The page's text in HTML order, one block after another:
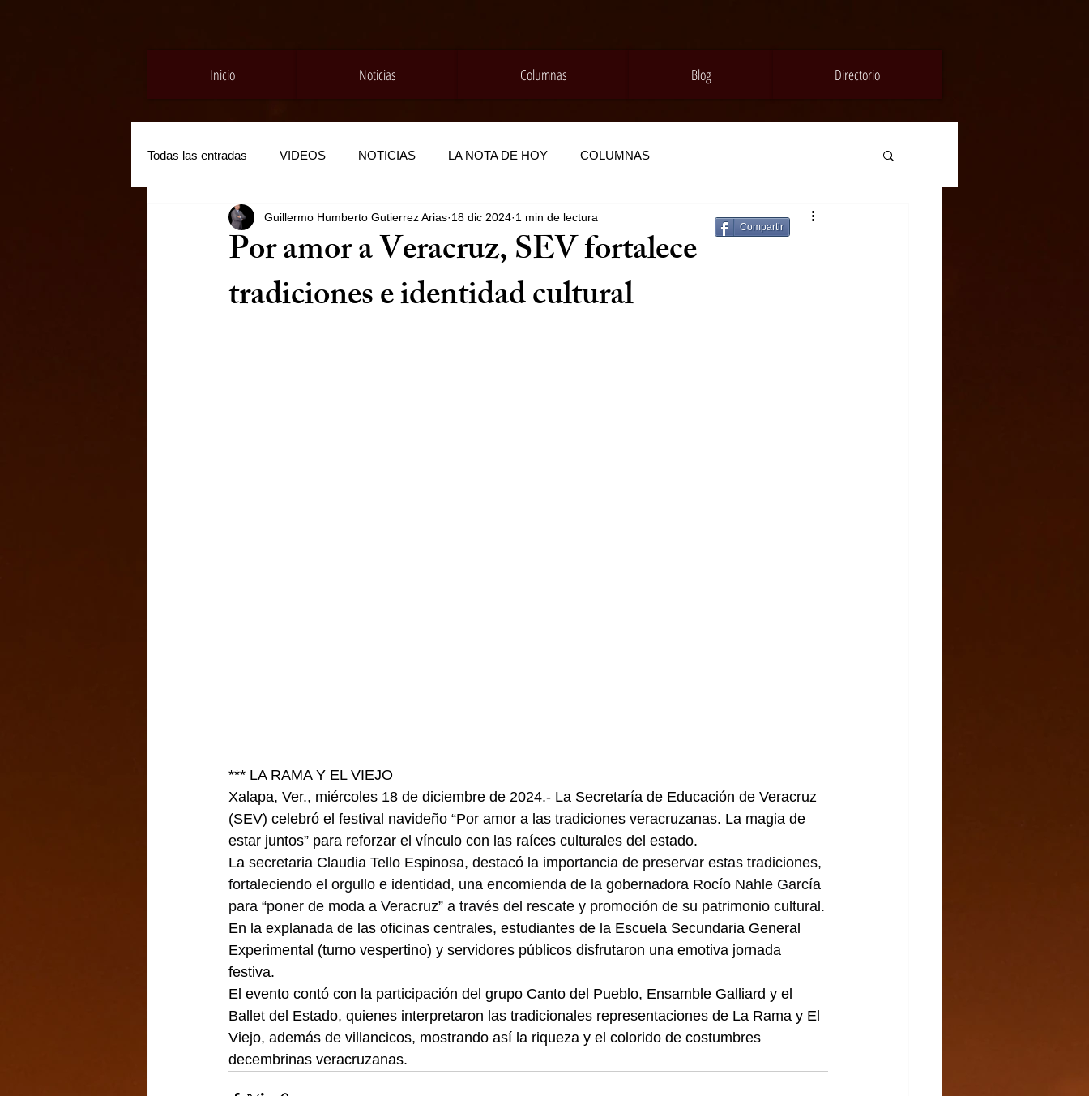
Inicio Noticias Columnas Blog Directorio
Todas las entradas VIDEOS NOTICIAS LA NOTA DE HOY COLUMNAS
Por amor a Veracruz, SEV fortalece
tradiciones e identidad cultural
Guillermo Humberto Gutierrez Arias 18 dic 2024 1 min de lectura
*** LA RAMA Y EL VIEJO
Xalapa, Ver., miércoles 18 de diciembre de 2024.- La Secretaría de Educación de Veracruz
(SEV) celebró el festival navideño “Por amor a las tradiciones veracruzanas. La magia de
estar juntos” para reforzar el vínculo con las raíces culturales del estado.
La secretaria Claudia Tello Espinosa, destacó la importancia de preservar estas tradiciones,
fortaleciendo el orgullo e identidad, una encomienda de la gobernadora Rocío Nahle García
para “poner de moda a Veracruz” a través del rescate y promoción de su patrimonio cultural.
En la explanada de las oficinas centrales, estudiantes de la Escuela Secundaria General
Experimental (turno vespertino) y servidores públicos disfrutaron una emotiva jornada
festiva.
El evento contó con la participación del grupo Canto del Pueblo, Ensamble Galliard y el
Ballet del Estado, quienes interpretaron las tradicionales representaciones de La Rama y El
Viejo, además de villancicos, mostrando así la riqueza y el colorido de costumbres
decembrinas veracruzanas.
Compartir